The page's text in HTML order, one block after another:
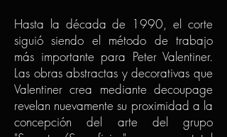
Hasta la década de 1990, el corte
siguió siendo el método de trabajo
más importante para Peter Valentiner.
Las obras abstractas y decorativas que
Valentiner crea mediante decoupage
revelan nuevamente su proximidad a la
concepción del arte del grupo